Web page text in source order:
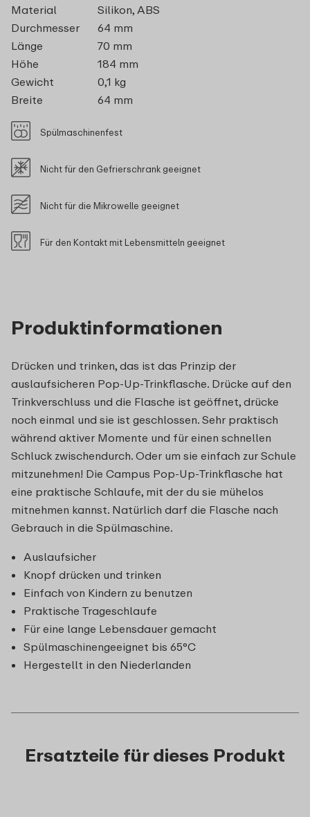
Produktinformationen
Drücken und trinken, das ist das Prinzip der
auslaufsicheren Pop-Up-Trinkflasche. Drücke auf den
Trinkverschluss und die Flasche ist geöffnet, drücke
noch einmal und sie ist geschlossen. Sehr praktisch
während aktiver Momente und für einen schnellen
Schluck zwischendurch. Oder um sie einfach zur Schule
mitzunehmen! Die Campus Pop-Up-Trinkflasche hat
eine praktische Schlaufe, mit der du sie mühelos
mitnehmen kannst. Natürlich darf die Flasche nach
Gebrauch in die Spülmaschine.
Auslaufsicher
Knopf drücken und trinken
Einfach von Kindern zu benutzen
Praktische Trageschlaufe
Für eine lange Lebensdauer gemacht
Spülmaschinengeeignet bis 65°C
Hergestellt in den Niederlanden
Material
Silikon, ABS
Durchmesser
64 mm
Länge
70 mm
Höhe
184 mm
Gewicht
0,1 kg
Breite
64 mm
Spülmaschinenfest
Nicht für den Gefrierschrank geeignet
Nicht für die Mikrowelle geeignet
Für den Kontakt mit Lebensmitteln geeignet
Ersatzteile für dieses Produkt